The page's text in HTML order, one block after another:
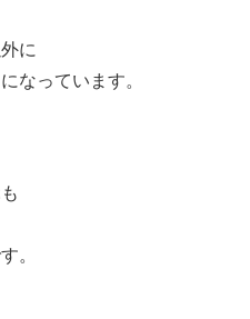
に
なっています。
。